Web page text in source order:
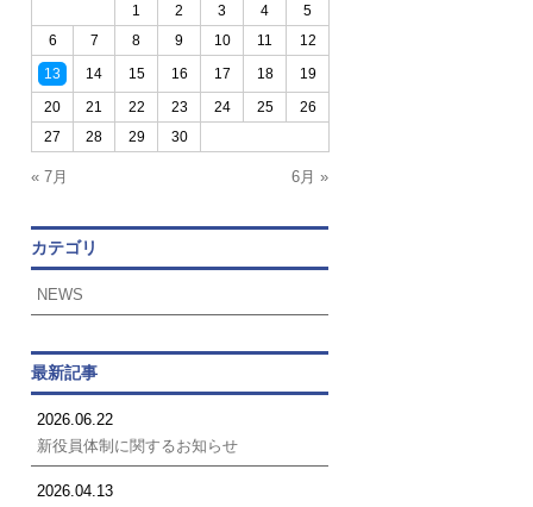
« 7月 6月 »
1 2 3 4
5
6
7 8 9 10 11
12
13
14 15 16 17 18
19
20
21 22 23 24 25
26
27
28 29 30
カテゴリ
NEWS
最新記事
2026.06.22
新役員体制に関するお知らせ
2026.04.13